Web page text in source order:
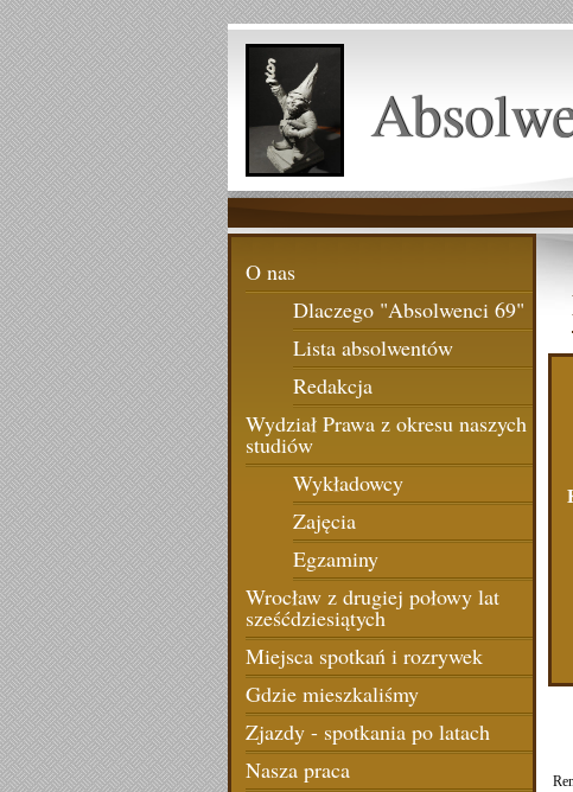
O nas
Dlaczego "Absolwenci 69"
Lista absolwentów
Redakcja
Wydział Prawa z okresu naszych
studiów
Wykładowcy
Zajęcia
Egzaminy
Wrocław z drugiej połowy lat
sześćdziesiątych
Miejsca spotkań i rozrywek
Gdzie mieszkaliśmy
Zjazdy - spotkania po latach
Nasza praca